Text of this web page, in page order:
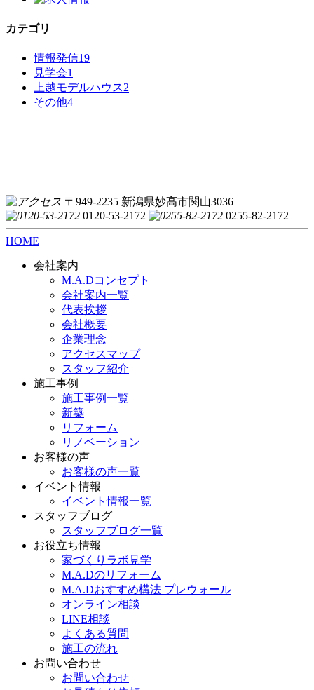
カテゴリ
情報発信19
見学会1
上越モデルハウス2
その他4
〒949-2235 新潟県妙高市関山3036
0120-53-2172
0255-82-2172
HOME
会社案内
M.A.Dコンセプト
会社案内一覧
代表挨拶
会社概要
企業理念
アクセスマップ
スタッフ紹介
施工事例
施工事例一覧
新築
リフォーム
リノベーション
お客様の声
お客様の声一覧
イベント情報
イベント情報一覧
スタッフブログ
スタッフブログ一覧
お役立ち情報
家づくりラボ見学
M.A.Dのリフォーム
M.A.Dおすすめ構法 プレウォール
オンライン相談
LINE相談
よくある質問
施工の流れ
お問い合わせ
お問い合わせ